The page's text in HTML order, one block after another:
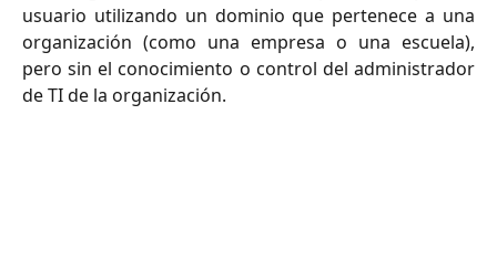
usuario utilizando un dominio que pertenece a una
organización (como una empresa o una escuela),
pero sin el conocimiento o control del administrador
de TI de la organización.